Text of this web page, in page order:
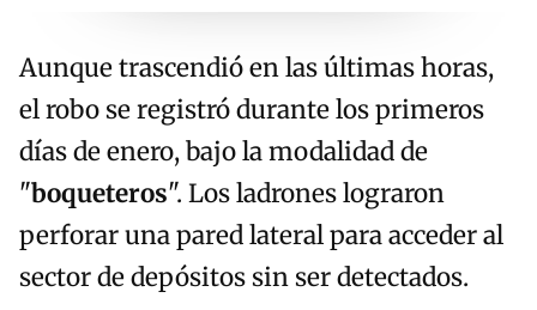
Aunque trascendió en las últimas horas,
el robo se registró durante los primeros
días de enero, bajo la modalidad de
"boqueteros". Los ladrones lograron
perforar una pared lateral para acceder al
sector de depósitos sin ser detectados.